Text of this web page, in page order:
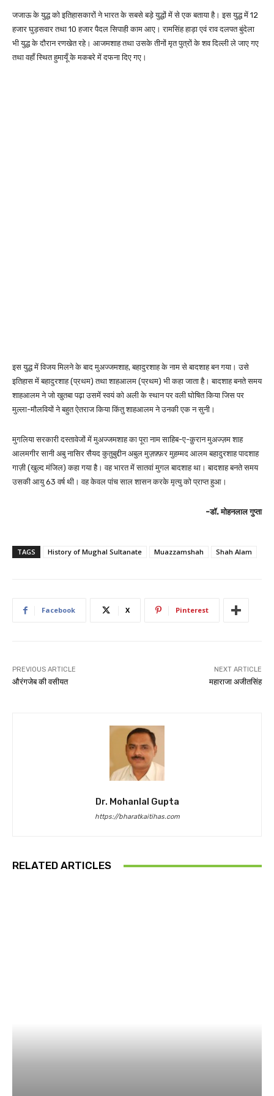
जजाऊ के युद्ध को इतिहासकारों ने भारत के सबसे बड़े युद्धों में से एक बताया है। इस युद्ध में 12
हजार घुड़सवार तथा 10 हजार पैदल सिपाही काम आए। रामसिंह हाड़ा एवं राव दलपत बुंदेला
भी युद्ध के दौरान रणखेत रहे। आजमशाह तथा उसके तीनों मृत पुत्रों के शव दिल्ली ले जाए गए
तथा वहाँ स्थित हुमायूँ के मकबरे में दफना दिए गए।
इस युद्ध में विजय मिलने के बाद मुअज्जमशाह, बहादुरशाह के नाम से बादशाह बन गया। उसे
इतिहास में बहादुरशाह (प्रथम) तथा शाहआलम (प्रथम) भी कहा जाता है। बादशाह बनते समय
शाहआलम ने जो खुतबा पढ़ा उसमें स्वयं को अली के स्थान पर वली घोषित किया जिस पर
मुल्ला-मौलवियों ने बहुत ऐतराज किया किंतु शाहआलम ने उनकी एक न सुनी।
मुगलिया सरकारी दस्तावेजों में मुअज्जमशाह का पूरा नाम साहिब-ए-क़ुरान मुअज्ज़म शाह
आलमगीर सानी अबु नासिर सैयद कुतुबुद्दीन अबुल मुज़फ़्फ़र मुहम्मद आलम बहादुरशाह पादशाह
गाज़ी (खुल्द मंजिल) कहा गया है। वह भारत में सातवां मुगल बादशाह था। बादशाह बनते समय
उसकी आयु 63 वर्ष थी। वह केवल पांच साल शासन करके मृत्यु को प्राप्त हुआ।
-डॉ. मोहनलाल गुप्ता
TAGS History of Mughal Sultanate Muazzamshah Shah Alam
Facebook X Pinterest
PREVIOUS ARTICLE
औरंगजेब की वसीयत
NEXT ARTICLE
महाराजा अजीतसिंह
Dr. Mohanlal Gupta
https://bharatkaitihas.com
RELATED ARTICLES